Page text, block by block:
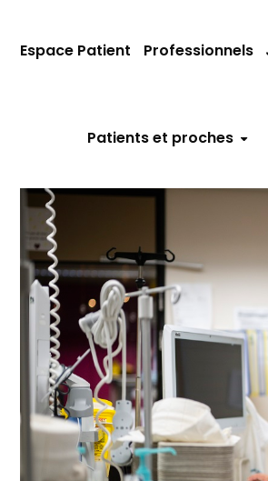
Patients et proches
Espace Patient Professionnels